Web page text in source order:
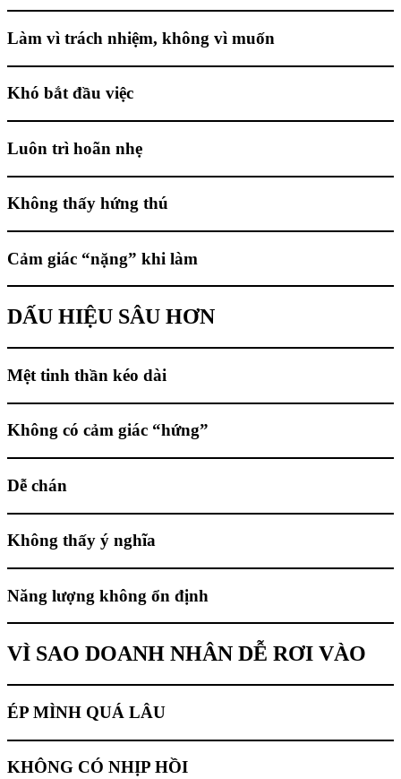
Làm vì trách nhiệm, không vì muốn
Khó bắt đầu việc
Luôn trì hoãn nhẹ
Không thấy hứng thú
Cảm giác “nặng” khi làm
DẤU HIỆU SÂU HƠN
Mệt tinh thần kéo dài
Không có cảm giác “hứng”
Dễ chán
Không thấy ý nghĩa
Năng lượng không ổn định
VÌ SAO DOANH NHÂN DỄ RƠI VÀO
ÉP MÌNH QUÁ LÂU
KHÔNG CÓ NHỊP HỒI